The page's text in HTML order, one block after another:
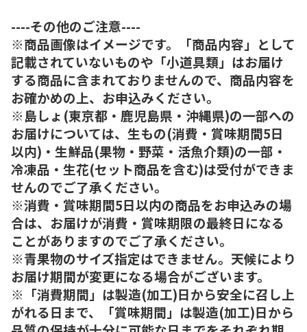
----その他のご注意----
※商品画像はイメージです。「商品内容」として
記載されていないものや「小道具類」はお届け
する商品に含まれておりませんので、商品内容を
お確かめの上、お申込みください。
※島しょ(東京都・鹿児島県・沖縄県)の一部への
お届けについては、生もの(消費・賞味期間5日
以内)・生鮮品(果物・野菜・活魚介類)の一部・
冷凍品・生花(セット商品を含む)は受付ができま
せんのでご了承ください。
※消費・賞味期間5日以内の商品をお申込みの場
合は、お届けが消費・賞味期限の最終日になる
ことがありますのでご了承ください。
※青果物のサイズ指定はできません。天候により
お届け期間が変更になる場合がございます。
※「消費期間」は製造(加工)日から安全に召し上
がれる日まで、「賞味期間」は製造(加工)日から